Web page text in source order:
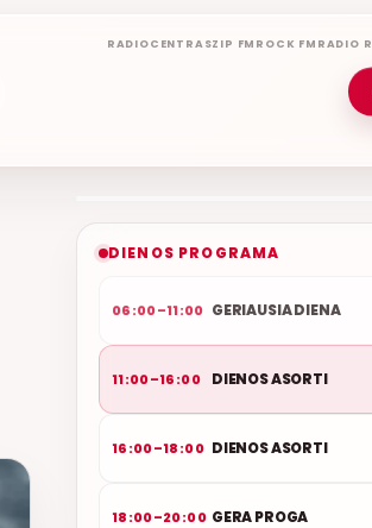
RADIOCENTRASZIP FM ROCK FM RADIO R
ETERYJE
DIENOS ASORTI
DIENOS PROGRAMA
06:00–11:00 GERIAUSIA DIENA
11:00–16:00 DIENOS ASORTI
16:00–18:00 DIENOS ASORTI
18:00–20:00 GERA PROGA